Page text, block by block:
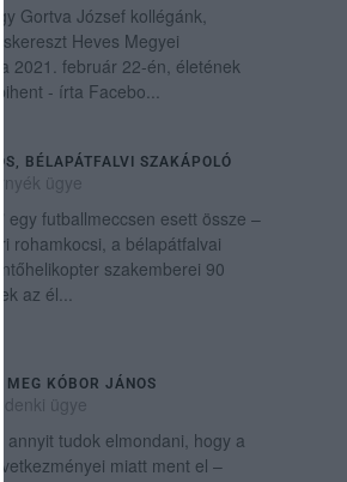
Gortva József kollégánk,
Heves Megyei
2021. február 22-én, életének
- írta Facebo...
BÉLAPÁTFALVI SZAKÁPOLÓ
ügye
egy futballmeccsen esett össze –
rohamkocsi, a bélapátfalvai
szakemberei 90
az él...
MEG KÓBOR JÁNOS
ügye
tudok elmondani, hogy a
miatt ment el –